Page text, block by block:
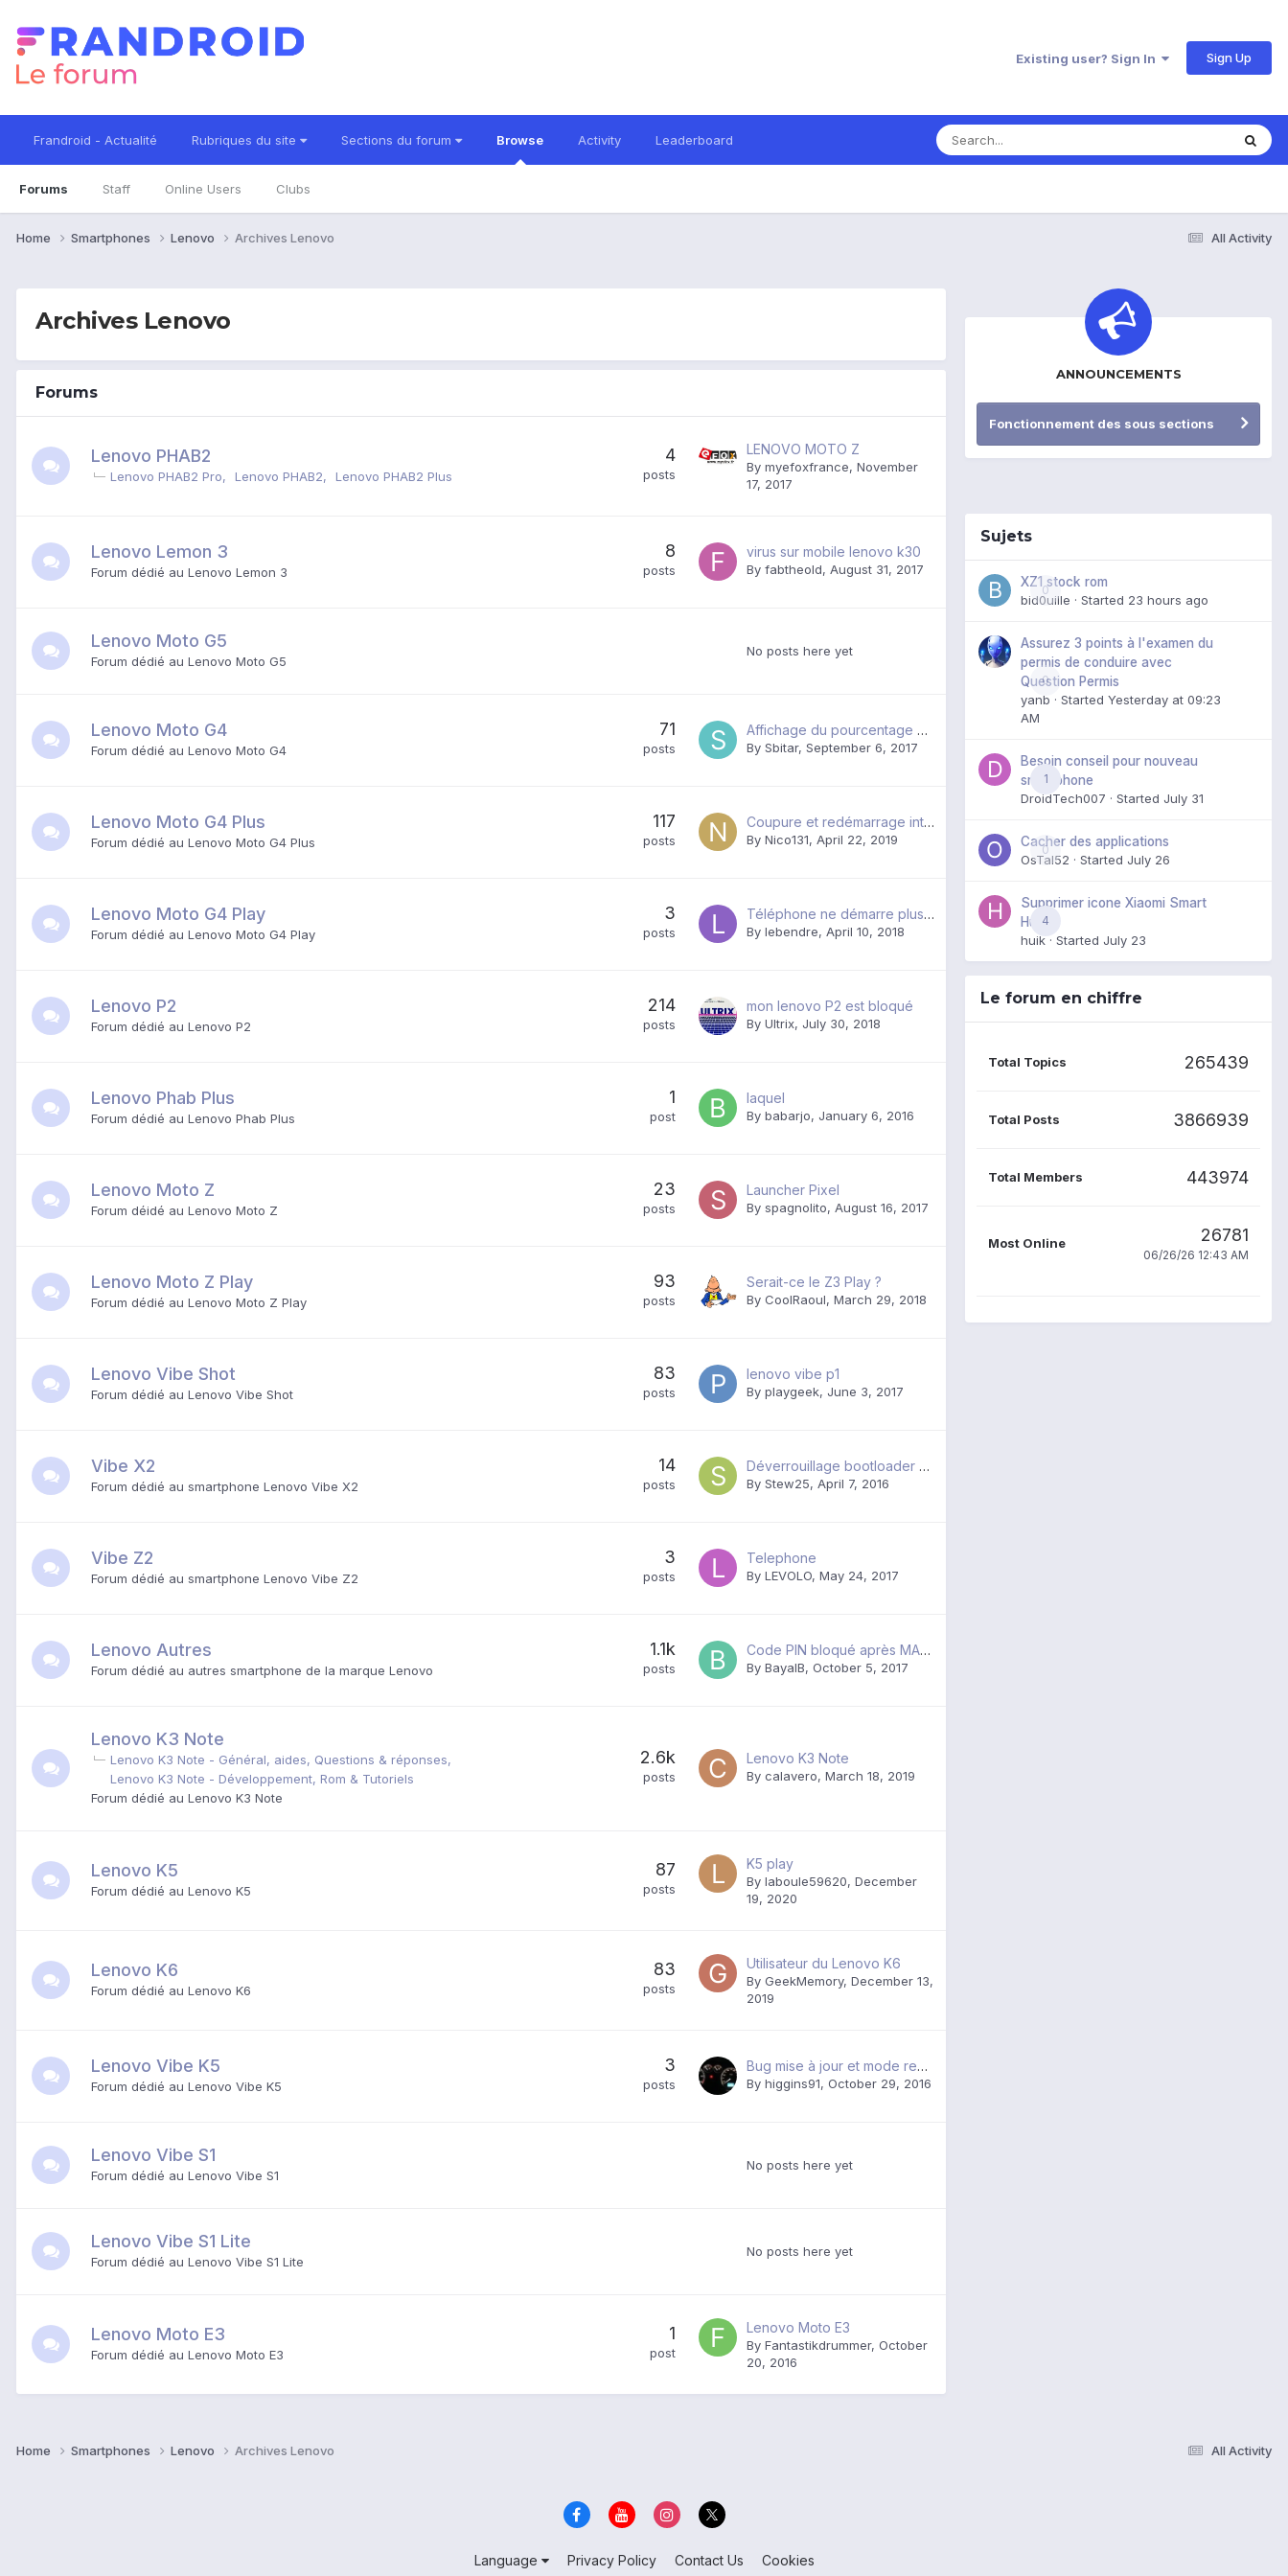
Existing user? Sign In Sign Up
Frandroid - Actualité Rubriques du site Sections du forum Browse
Forums Staff Online Users Clubs
Activity Leaderboard
All Activity
Home Smartphones Lenovo Archives Lenovo
Archives Lenovo
Forums
Lenovo PHAB2
Lenovo PHAB2 Pro Lenovo PHAB2 Lenovo PHAB2 Plus
4
posts
LENOVO MOTO Z
By myefoxfrance, November
17, 2017
Lenovo Lemon 3
Forum dédié au Lenovo Lemon 3
8
posts
virus sur mobile lenovo k30
By fabtheold, August 31, 2017
Lenovo Moto G5
Forum dédié au Lenovo Moto G5
No posts here yet
Lenovo Moto G4
Forum dédié au Lenovo Moto G4
71
posts
Affichage du pourcentage batterie
By Sbitar, September 6, 2017
Lenovo Moto G4 Plus
Forum dédié au Lenovo Moto G4 Plus
117
posts
Coupure et redémarrage intempestif, solution ?
By Nico131, April 22, 2019
Lenovo Moto G4 Play
Forum dédié au Lenovo Moto G4 Play
3
posts
Téléphone ne démarre plus, safe mode impossible
By lebendre, April 10, 2018
Lenovo P2
Forum dédié au Lenovo P2
214
posts
mon lenovo P2 est bloqué
By Ultrix, July 30, 2018
Lenovo Phab Plus
Forum dédié au Lenovo Phab Plus
1
post
laquel
By babarjo, January 6, 2016
Lenovo Moto Z
Forum déidé au Lenovo Moto Z
23
posts
Launcher Pixel
By spagnolito, August 16, 2017
Lenovo Moto Z Play
Forum dédié au Lenovo Moto Z Play
93
posts
Serait-ce le Z3 Play ?
By CoolRaoul, March 29, 2018
Lenovo Vibe Shot
Forum dédié au Lenovo Vibe Shot
83
posts
lenovo vibe p1
By playgeek, June 3, 2017
Vibe X2
Forum dédié au smartphone Lenovo Vibe X2
14
posts
Déverrouillage bootloader + root Vibe X2
By Stew25, April 7, 2016
Vibe Z2
Forum dédié au smartphone Lenovo Vibe Z2
3
posts
Telephone
By LEVOLO, May 24, 2017
Lenovo Autres
Forum dédié au autres smartphone de la marque Lenovo
1.1k
posts
Code PIN bloqué après MAJ du système
By BayaIB, October 5, 2017
Lenovo K3 Note
Lenovo K3 Note - Général, aides, Questions & réponses
Lenovo K3 Note - Développement, Rom & Tutoriels
Forum dédié au Lenovo K3 Note
2.6k
posts
Lenovo K3 Note
By calavero, March 18, 2019
Lenovo K5
Forum dédié au Lenovo K5
87
posts
K5 play
By laboule59620, December
19, 2020
Lenovo K6
Forum dédié au Lenovo K6
83
posts
Utilisateur du Lenovo K6
By GeekMemory, December 13,
2019
Lenovo Vibe K5
Forum dédié au Lenovo Vibe K5
3
posts
Bug mise à jour et mode recovery
By higgins91, October 29, 2016
Lenovo Vibe S1
Forum dédié au Lenovo Vibe S1
No posts here yet
Lenovo Vibe S1 Lite
Forum dédié au Lenovo Vibe S1 Lite
No posts here yet
Lenovo Moto E3
Forum dédié au Lenovo Moto E3
1
post
Lenovo Moto E3
By Fantastikdrummer, October
20, 2016
ANNOUNCEMENTS
Fonctionnement des sous sections
Sujets
0
XZ1 stock rom
bid0uille · Started 23 hours ago
0
Assurez 3 points à l'examen du
permis de conduire avec
Question Permis
yanb · Started Yesterday at 09:23
AM
1
Besoin conseil pour nouveau
smartphone
DroidTech007 · Started July 31
0
Cacher des applications
OsTal52 · Started July 26
4
Supprimer icone Xiaomi Smart
Hub
huik · Started July 23
Le forum en chiffre
Total Topics 265439
Total Posts 3866939
Total Members 443974
Most Online 26781
06/26/26 12:43 AM
All Activity
Home Smartphones Lenovo Archives Lenovo
Language Privacy Policy Contact Us Cookies